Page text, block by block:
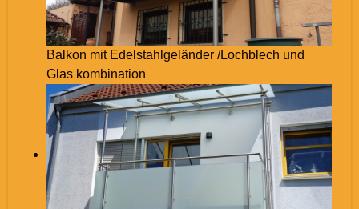
Balkon mit Edelstahlgeländer /Lochblech und
Glas kombination